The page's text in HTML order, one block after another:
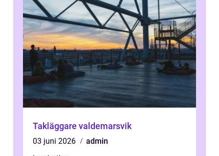
Takläggare valdemarsvik
03 juni 2026
admin